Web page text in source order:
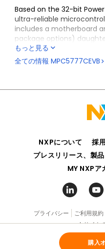
Based on the 32-bit
ultra-reliable
includes a motherboard
package options)
as standalone.
もっと見る
全ての情報 MPC5777CEVB
購入
NXPについて 採
プレスリリース、製
MY NXPア
プライバシー ご利用規約
webサイト
©2006-2026 NXP